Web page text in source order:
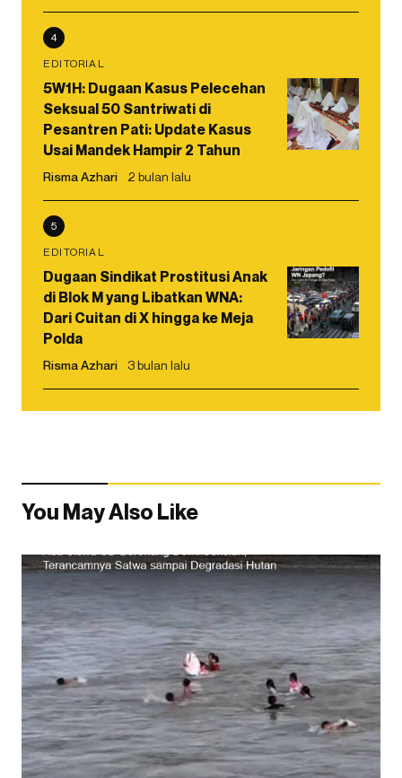
4
EDITORIAL
5W1H: Dugaan Kasus Pelecehan
Seksual 50 Santriwati di
Pesantren Pati: Update Kasus
Usai Mandek Hampir 2 Tahun
Risma Azhari 2 bulan lalu
5
EDITORIAL
Dugaan Sindikat Prostitusi Anak
di Blok M yang Libatkan WNA:
Dari Cuitan di X hingga ke Meja
Polda
Risma Azhari 3 bulan lalu
You May Also Like